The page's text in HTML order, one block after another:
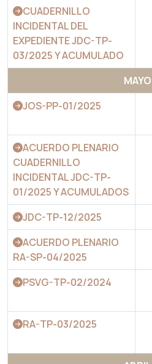
CUADERNILLO
INCIDENTAL DEL
EXPEDIENTE JDC-TP-
03/2025 Y ACUMULADO
MAYO
JOS-PP-01/2025
ACUERDO PLENARIO
CUADERNILLO
INCIDENTAL JDC-TP-
01/2025 Y ACUMULADOS
JDC-TP-12/2025
ACUERDO PLENARIO
RA-SP-04/2025
PSVG-TP-02/2024
RA-TP-03/2025